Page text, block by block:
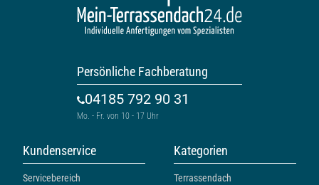
Persönliche Fachberatung
04185 792 90 31
Mo. - Fr. von 10 - 17 Uhr
Kundenservice
Servicebereich
Kategorien
Terrassendach